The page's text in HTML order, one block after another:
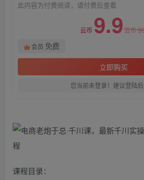
此内容为付费阅读，请付费后查看
云币 9.9云币
会员 免费
立即购买
您当前未登录！建议登陆
课程目录：